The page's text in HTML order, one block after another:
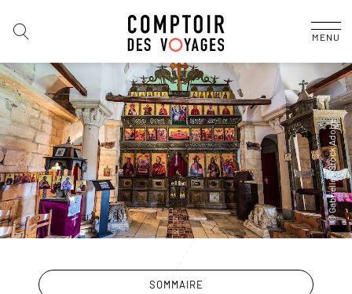
MENU
SOMMAIRE